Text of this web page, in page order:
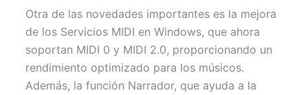
Otra de las novedades importantes es la mejora
de los Servicios MIDI en Windows, que ahora
soportan MIDI 0 y MIDI 2.0, proporcionando un
rendimiento optimizado para los músicos.
Además, la función Narrador, que ayuda a la